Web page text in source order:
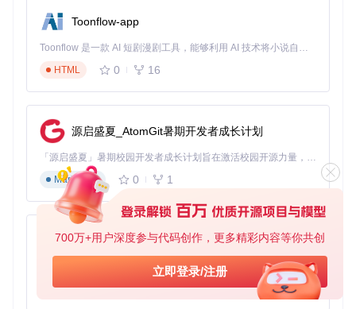
700万+用户深度参与代码创作，更多精彩内容等你共创
立即登录/注册
具体实现上，VAP通过监控GPU负载和CPU使用率，当检测到
渲染压力；而在设备资源充足时，恢复高帧率播放，实现性能
与体验的动态平衡。
实用小贴士：在集成VAP时，建议开启动态帧率适配功
能，并根据应用场景设置合理的帧率范围，通常24-30fps
是兼顾流畅度和性能的最佳区间。
三、场景落地：多领域应用案例与实施指南
VAP视频动画播放器凭借其卓越的性能和灵活的适配能力，已
在多个领域得到成功应用。以下是几个典型场景及实施建议：
应用案例：直播平台的礼物特效、弹幕动画、等级提升效果
等。以某头部直播平台为例，采用VAP后，礼物动画加载速度
提升60%，带宽消耗降低70%，同时实现了更丰富的粒子特效
Toonflow-app
Toonflow 是一款 AI 短剧漫剧工具，能够利用 AI 技术将小说自动转化为剧本，并结合 AI 生成的图片和视频，实现高效的短剧创作。借助 Toonflow，可以轻松完成从文字到影像的全流程，让短剧制作变得更加智能与便捷。
HTML
0 16
源启盛夏_AtomGit暑期开发者成长计划
「源启盛夏」暑期校园开发者成长计划旨在激活校园开源力量，通过积分激励、认证扶持、资源倾斜等形式，引导高校组织和开发者完成「入驻 — 建项目 — 做贡献 — 获认证 — 得资源」的完整闭环。无论你是想带领社团入驻平台的组织者，还是希望用代码贡献证明自己的开发者，都能在这里找到属于你的成长路径。
Markdown
0 1
AionUi
免费、本地、开源的 24/7 全天候 Cowork 应用，以及适用于 Gemini CLI、Claude Code、Codex、OpenCode、Qwen Code、Goose CLI、Auggie 等的 OpenClaw | 🌟 喜欢就点star吧
TypeScript
0 6